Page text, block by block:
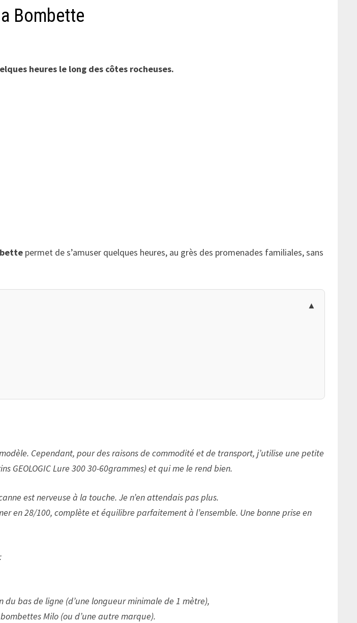
Bombette
heures le long des côtes rocheuses.
permet de s’amuser quelques heures, au grès des promenades familiales, sans
Cependant, pour des raisons de commodité et de transport, j’utilise une petite
GEOLOGIC Lure 300 30-60grammes) et qui me le rend bien.
est nerveuse à la touche. Je n’en attendais pas plus.
en 28/100, complète et équilibre parfaitement à l’ensemble. Une bonne prise en
bas de ligne (d’une longueur minimale de 1 mètre),
Milo (ou d’une autre marque).